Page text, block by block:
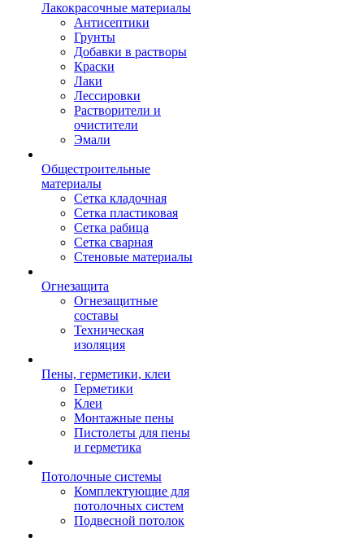
Лакокрасочные материалы
Антисептики
Грунты
Добавки в растворы
Краски
Лаки
Лессировки
Растворители и
очистители
Эмали
Общестроительные
материалы
Сетка кладочная
Сетка пластиковая
Сетка рабица
Сетка сварная
Стеновые материалы
Огнезащита
Огнезащитные
составы
Техническая
изоляция
Пены, герметики, клеи
Герметики
Клеи
Монтажные пены
Пистолеты для пены
и герметика
Потолочные системы
Комплектующие для
потолочных систем
Подвесной потолок